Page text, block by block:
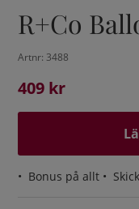
R+Co
Artnr: 3488
409 kr
• Bonus på allt •